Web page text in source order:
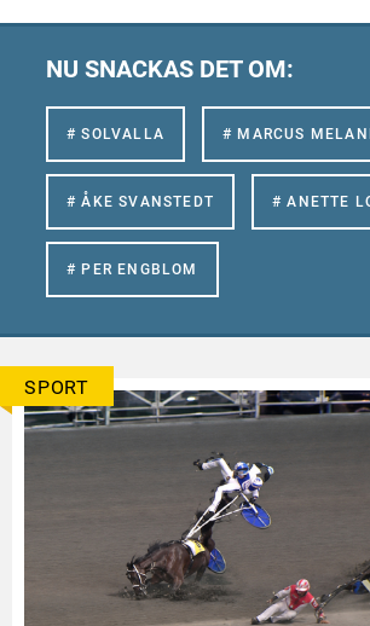
NU SNACKAS DET OM:
# SOLVALLA # MARCUS
# ÅKE SVANSTEDT # ANETTE
# PER ENGBLOM
SPORT